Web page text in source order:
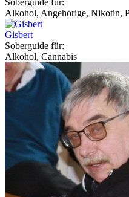
Alkohol, Angehörige, Nikotin,
Gisbert
Soberguide für:
Alkohol, Cannabis